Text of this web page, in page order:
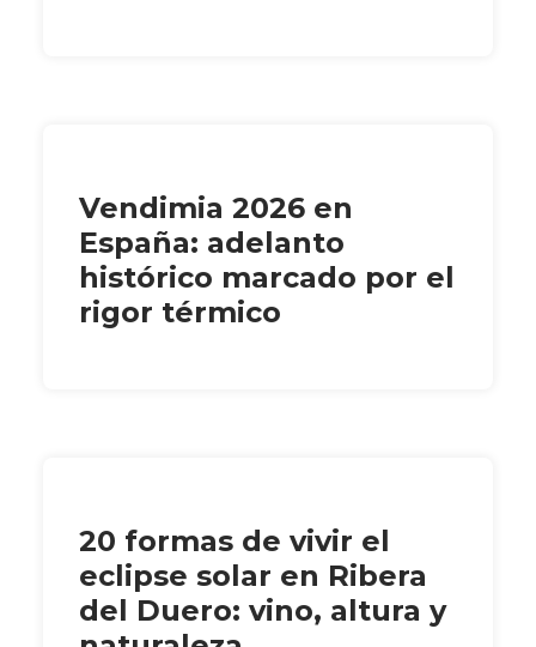
Vendimia 2026 en
España: adelanto
histórico marcado por el
rigor térmico
20 formas de vivir el
eclipse solar en Ribera
del Duero: vino, altura y